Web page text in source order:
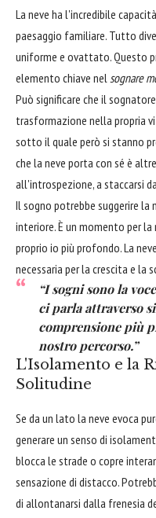
La neve ha l'incredibile
paesaggio familiare. Tutto
uniforme e ovattato. Questo
elemento chiave nel sognare
Può significare che il
trasformazione nella propria
sotto il quale però si stanno
che la neve porta con sé è
all'introspezione, a staccarsi
Il sogno potrebbe suggerire la
interiore. È un momento per
proprio io più profondo. La
necessaria per la crescita e la
“I sogni sono la
ci parla attraverso
comprensione più
nostro percorso.”
L'Isolamento e la
Solitudine
Se da un lato la neve evoca
generare un senso di
blocca le strade o copre
sensazione di distacco.
di allontanarsi dalla frenesia